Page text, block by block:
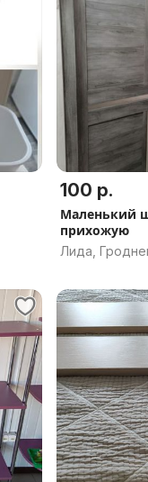
100 р.
Маленький
прихожую
Лида,